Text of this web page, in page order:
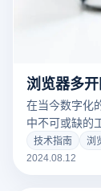
浏览器多开
在当今数字化
中不可或缺的
的工作电子
用户提供了极
技术指南
浏
2024.08.12